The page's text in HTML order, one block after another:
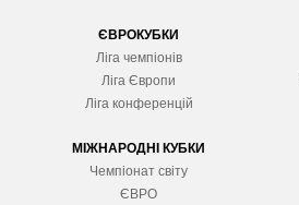
ЄВРОКУБКИ
Ліга чемпіонів
Ліга Європи
Ліга конференцій
МІЖНАРОДНІ КУБКИ
Чемпіонат світу
ЄВРО